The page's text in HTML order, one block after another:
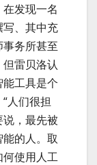
发现一名
、其中充
务所甚至
雷贝洛认
工具是个
人们很担
，最先被
的人。取
使用人工